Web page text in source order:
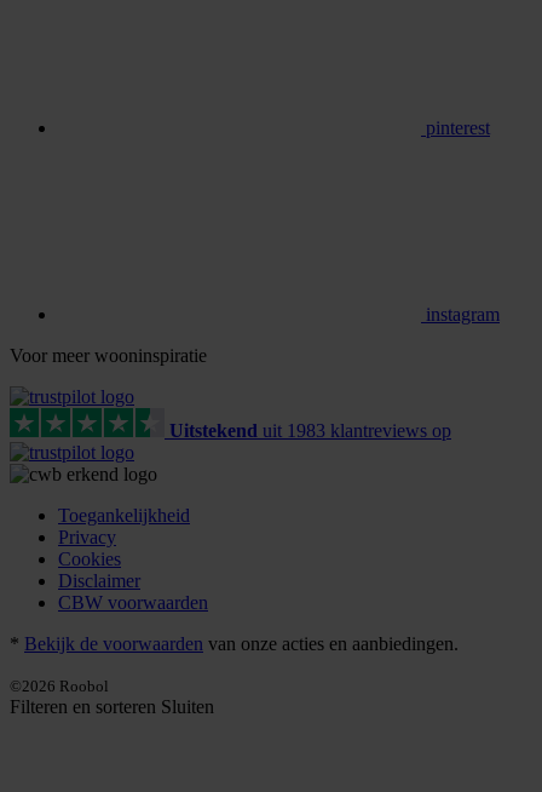
pinterest
instagram
Voor meer wooninspiratie
Uitstekend uit 1983 klantreviews op
Toegankelijkheid
Privacy
Cookies
Disclaimer
CBW voorwaarden
* Bekijk de voorwaarden van onze acties en aanbiedingen.
©2026 Roobol
Filteren en sorteren Sluiten